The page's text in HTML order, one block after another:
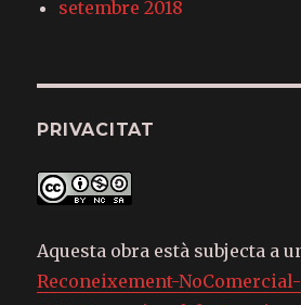
setembre 2018
PRIVACITAT
Aquesta obra està subjecta a
Reconeixement-